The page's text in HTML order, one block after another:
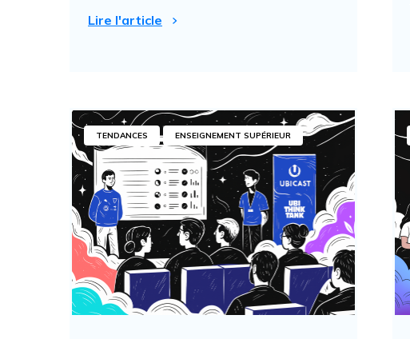
Lire l'article
TENDANCES ENSEIGNEMENT SUPÉRIEUR